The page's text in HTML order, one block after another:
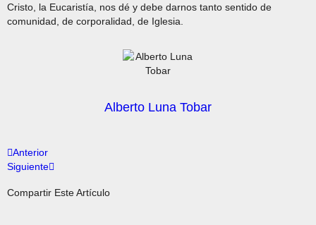
Cristo, la Eucaristía, nos dé y debe darnos tanto sentido de
comunidad, de corporalidad, de Iglesia.
Alberto Luna Tobar
Anterior
Siguiente
Compartir Este Artículo